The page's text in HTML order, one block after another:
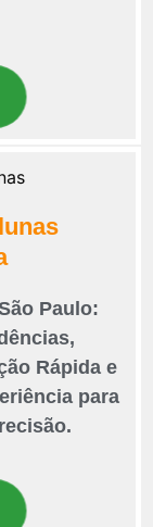
Paulo:
Rápida e
para